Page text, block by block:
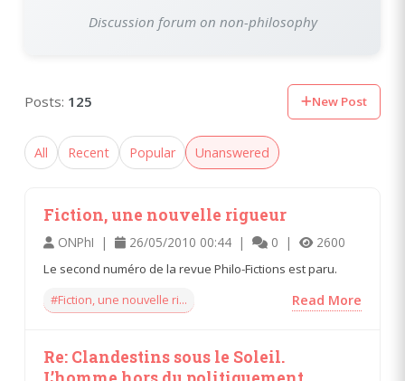
Discussion forum on non-philosophy
Posts: 125 New Post
All Recent Popular Unanswered
Fiction, une nouvelle rigueur
ONPhI | 26/05/2010 00:44 | 0 | 2600
Le second numéro de la revue Philo-Fictions est paru.
#Fiction, une nouvelle ri...
Read More
Re: Clandestins sous le Soleil.